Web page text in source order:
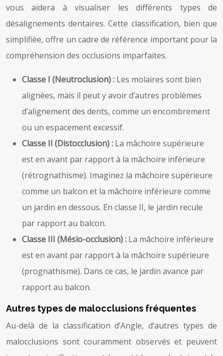
vous aidera à visualiser les différents types de
désalignements dentaires. Cette classification, bien que
simplifiée, offre un cadre de référence important pour la
compréhension des occlusions imparfaites.
Classe I (Neutroclusion) : Les molaires sont bien
alignées, mais il peut y avoir d’autres problèmes
d’alignement des dents, comme un encombrement
ou un espacement excessif.
Classe II (Distocclusion) : La mâchoire supérieure
est en avant par rapport à la mâchoire inférieure
(rétrognathisme). Imaginez la mâchoire supérieure
comme un balcon et la mâchoire inférieure comme
un jardin en dessous. En classe II, le jardin recule
par rapport au balcon.
Classe III (Mésio-occlusion) : La mâchoire inférieure
est en avant par rapport à la mâchoire supérieure
(prognathisme). Dans ce cas, le jardin avance par
rapport au balcon.
Autres types de malocclusions fréquentes
Au-delà de la classification d’Angle, d’autres types de
malocclusions sont couramment observés et peuvent